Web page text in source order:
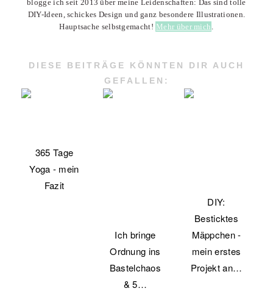
blogge ich seit 2013 über meine Leidenschaften: Das sind tolle
DIY-Ideen, schickes Design und ganz besondere Illustrationen.
Hauptsache selbstgemacht! Mehr über mich .
DIESE BEITRÄGE KÖNNTEN DIR AUCH
GEFALLEN:
365 Tage
Yoga - mein
Fazit
Ich bringe
Ordnung ins
Bastelchaos
& 5…
DIY:
Besticktes
Mäppchen -
mein erstes
Projekt an…